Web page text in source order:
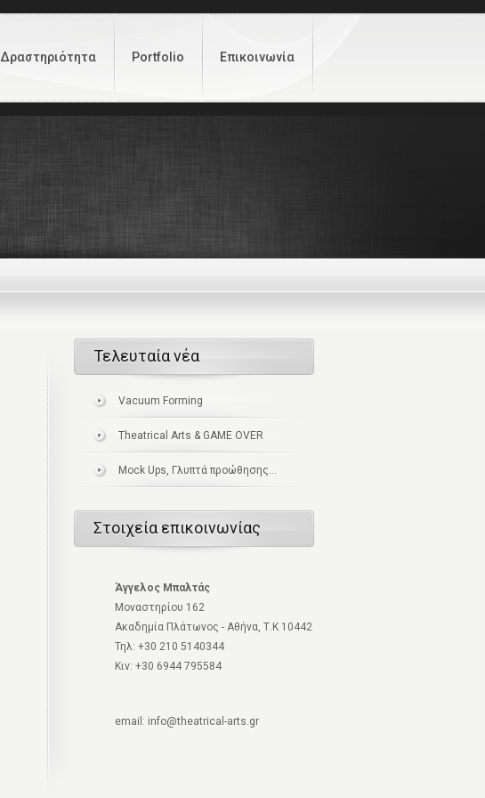
Δραστηριότητα Portfolio Επικοινωνία
Τελευταία νέα
Vacuum Forming
Theatrical Arts & GAME OVER
Mock Ups, Γλυπτά προώθησης...
Στοιχεία επικοινωνίας
Άγγελος Μπαλτάς
Μοναστηρίου 162
Ακαδημία Πλάτωνος - Αθήνα, Τ.Κ 10442
Τηλ: +30 210 5140344
Κιν: +30 6944 795584
email: info@theatrical-arts.gr